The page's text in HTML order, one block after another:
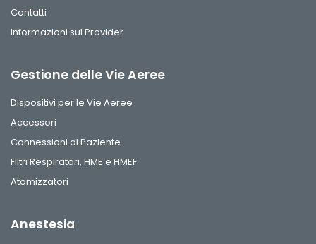
Contatti
Informazioni sul Provider
Gestione delle Vie Aeree
Dispositivi per le Vie Aeree
Accessori
Connessioni al Paziente
Filtri Respiratori, HME e HMEF
Atomizzatori
Anestesia